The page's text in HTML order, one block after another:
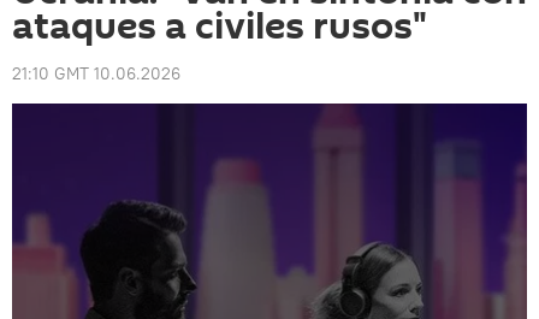
ataques a civiles rusos"
21:10 GMT 10.06.2026